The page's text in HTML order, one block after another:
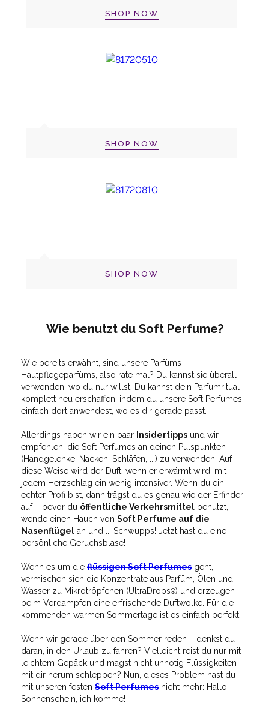
SHOP NOW
SHOP NOW
SHOP NOW
Wie benutzt du Soft Perfume?
Wie bereits erwähnt, sind unsere Parfüms
Hautpflegeparfüms, also rate mal? Du kannst sie überall
verwenden, wo du nur willst! Du kannst dein Parfumritual
komplett neu erschaffen, indem du unsere Soft Perfumes
einfach dort anwendest, wo es dir gerade passt.
Allerdings haben wir ein paar Insidertipps und wir
empfehlen, die Soft Perfumes an deinen Pulspunkten
(Handgelenke, Nacken, Schläfen, ...) zu verwenden. Auf
diese Weise wird der Duft, wenn er erwärmt wird, mit
jedem Herzschlag ein wenig intensiver. Wenn du ein
echter Profi bist, dann trägst du es genau wie der Erfinder
auf – bevor du öffentliche Verkehrsmittel benutzt,
wende einen Hauch von Soft Perfume auf die
Nasenflügel an und ... Schwupps! Jetzt hast du eine
persönliche Geruchsblase!
Wenn es um die flüssigen Soft Perfumes geht,
vermischen sich die Konzentrate aus Parfüm, Ölen und
Wasser zu Mikrotröpfchen (UltraDrops®) und erzeugen
beim Verdampfen eine erfrischende Duftwolke. Für die
kommenden warmen Sommertage ist es einfach perfekt.
Wenn wir gerade über den Sommer reden – denkst du
daran, in den Urlaub zu fahren? Vielleicht reist du nur mit
leichtem Gepäck und magst nicht unnötig Flüssigkeiten
mit dir herum schleppen? Nun, dieses Problem hast du
mit unseren festen Soft Perfumes nicht mehr: Hallo
Sonnenschein, ich komme!